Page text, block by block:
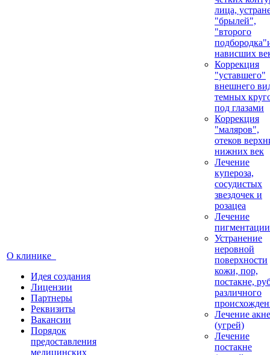
О клинике
Идея создания
Лицензии
Партнеры
Реквизиты
Вакансии
Порядок
предоставления
медицинских
лица,
"брылей",
"второго
нависших
Коррекция
"уставшего"
внешнего
темных
под глазами
Коррекция
"маляров",
отеков
нижних век
Лечение
купероза,
сосудистых
звездочек и
розацеа
Лечение
пигментации
Устранение
неровной
поверхности
кожи, пор,
постакне,
различного
Лечение акне
(угрей)
Лечение
постакне